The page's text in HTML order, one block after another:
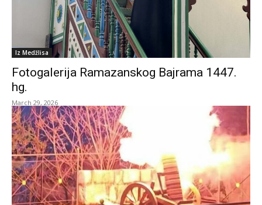
Iz Medžlisa
Fotogalerija Ramazanskog Bajrama 1447.
hg.
March 29, 2026